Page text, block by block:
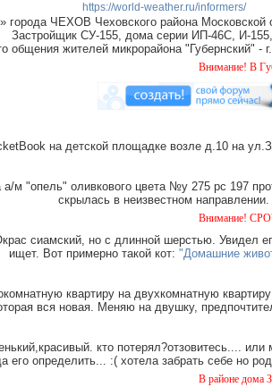
https://world-weather.ru/informers/
ЧЕХОВ Чеховского района Московской
Застройщик СУ-155, дома серии ИП-46С, И-
жителей микрорайона "Губернский" -
Внимание! В Губернском
на детской площадке возле д.10 на
"опель" оливкового цвета №у 275 рс 197
скрылась в неизвестном направлении.
Внимание! СРОЧНО!!!
сиамский, но с длинной шерстью. Увидел
ищет. Вот примерно такой кот: "Домашние
квартиру на двухкомнатную
вся новая. Меняю на двушку,
кто потерял?отзовитесь....
его определить... :( хотела забрать себе но
В районе дома Земская 6